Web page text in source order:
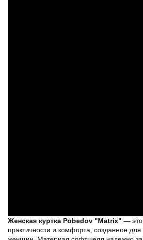
Женская куртка Pobedov "Matrix" — это
практичности и комфорта, созданное